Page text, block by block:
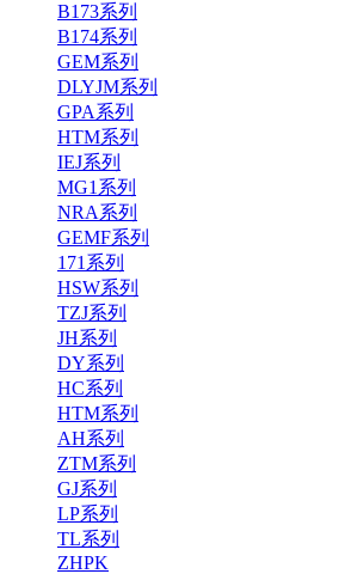
B173系列
B174系列
GEM系列
DLYJM系列
GPA系列
HTM系列
IEJ系列
MG1系列
NRA系列
GEMF系列
171系列
HSW系列
TZJ系列
JH系列
DY系列
HC系列
HTM系列
AH系列
ZTM系列
GJ系列
LP系列
TL系列
ZHPK